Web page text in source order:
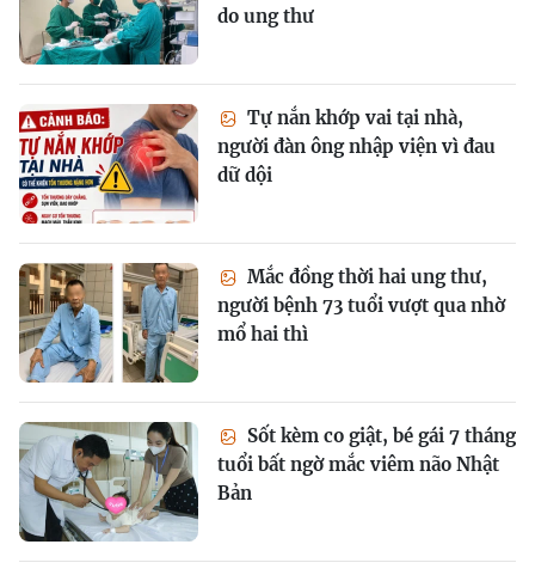
do ung thư
Tự nắn khớp vai tại nhà,
người đàn ông nhập viện vì đau
dữ dội
Mắc đồng thời hai ung thư,
người bệnh 73 tuổi vượt qua nhờ
mổ hai thì
Sốt kèm co giật, bé gái 7 tháng
tuổi bất ngờ mắc viêm não Nhật
Bản